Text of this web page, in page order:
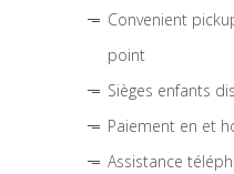
Convenient
point
Sièges enfants
Paiement en et
Assistance